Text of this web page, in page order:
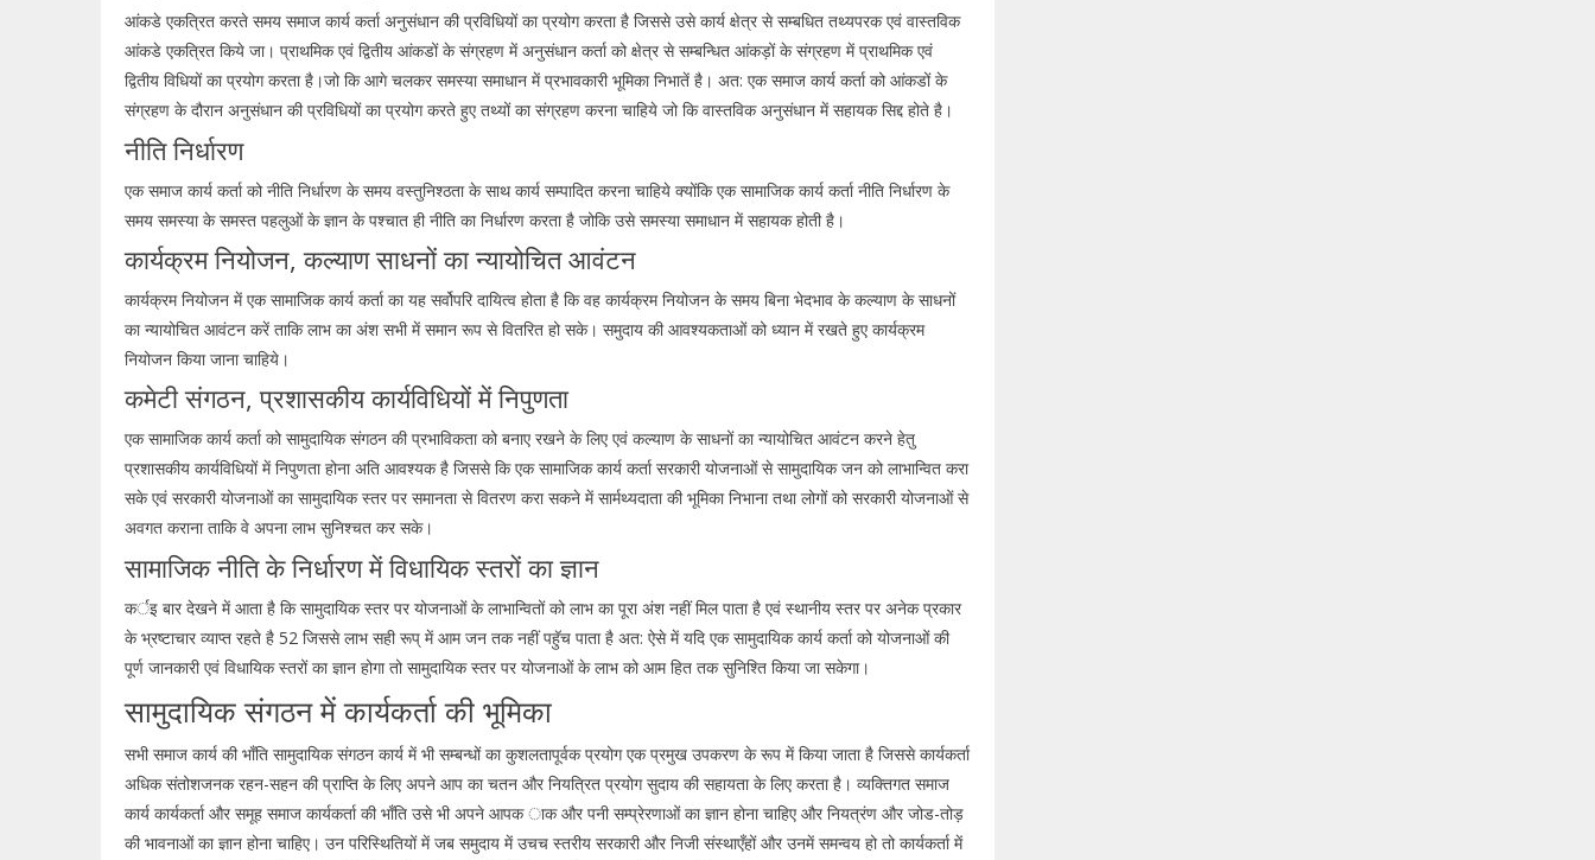
आंकडे एकत्रित करते समय समाज कार्य कर्ता अनुसंधान की प्रविधियों का प्रयोग करता है जिससे उसे कार्य क्षेत्र से सम्बधित तथ्यपरक एवं वास्तविक
आंकडे एकत्रित किये जा। प्राथमिक एवं द्वितीय आंकडों के संग्रहण में अनुसंधान कर्ता को क्षेत्र से सम्बन्धित आंकड़ों के संग्रहण में प्राथमिक एवं
द्वितीय विधियों का प्रयोग करता है।जो कि आगे चलकर समस्या समाधान में प्रभावकारी भूमिका निभातें है। अत: एक समाज कार्य कर्ता को आंकडों के
संग्रहण के दौरान अनुसंधान की प्रविधियों का प्रयोग करते हुए तथ्यों का संग्रहण करना चाहिये जो कि वास्तविक अनुसंधान में सहायक सिद्द होते है।
नीति निर्धारण
एक समाज कार्य कर्ता को नीति निर्धारण के समय वस्तुनिश्ठता के साथ कार्य सम्पादित करना चाहिये क्योंकि एक सामाजिक कार्य कर्ता नीति निर्धारण के
समय समस्या के समस्त पहलुओं के ज्ञान के पश्चात ही नीति का निर्धारण करता है जोकि उसे समस्या समाधान में सहायक होती है।
कार्यक्रम नियोजन, कल्याण साधनों का न्यायोचित आवंटन
कार्यक्रम नियोजन में एक सामाजिक कार्य कर्ता का यह सर्वोपरि दायित्व होता है कि वह कार्यक्रम नियोजन के समय बिना भेदभाव के कल्याण के साधनों
का न्यायोचित आवंटन करें ताकि लाभ का अंश सभी में समान रूप से वितरित हो सके। समुदाय की आवश्यकताओं को ध्यान में रखते हुए कार्यक्रम
नियोजन किया जाना चाहिये।
कमेटी संगठन, प्रशासकीय कार्यविधियों में निपुणता
एक सामाजिक कार्य कर्ता को सामुदायिक संगठन की प्रभाविकता को बनाए रखने के लिए एवं कल्याण के साधनों का न्यायोचित आवंटन करने हेतु
प्रशासकीय कार्यविधियों में निपुणता होना अति आवश्यक है जिससे कि एक सामाजिक कार्य कर्ता सरकारी योजनाओं से सामुदायिक जन को लाभान्वित करा
सके एवं सरकारी योजनाओं का सामुदायिक स्तर पर समानता से वितरण करा सकने में सार्मथ्यदाता की भूमिका निभाना तथा लोगों को सरकारी योजनाओं से
अवगत कराना ताकि वे अपना लाभ सुनिश्चत कर सके।
सामाजिक नीति के निर्धारण में विधायिक स्तरों का ज्ञान
कर्इ बार देखने में आता है कि सामुदायिक स्तर पर योजनाओं के लाभान्वितों को लाभ का पूरा अंश नहीं मिल पाता है एवं स्थानीय स्तर पर अनेक प्रकार
के भ्रष्टाचार व्याप्त रहते है 52 जिससे लाभ सही रूप् में आम जन तक नहीं पहुॅच पाता है अत: ऐसे में यदि एक सामुदायिक कार्य कर्ता को योजनाओं की
पूर्ण जानकारी एवं विधायिक स्तरों का ज्ञान होगा तो सामुदायिक स्तर पर योजनाओं के लाभ को आम हित तक सुनिश्ति किया जा सकेगा।
सामुदायिक संगठन में कार्यकर्ता की भूमिका
सभी समाज कार्य की भाँति सामुदायिक संगठन कार्य में भी सम्बन्धों का कुशलतापूर्वक प्रयोग एक प्रमुख उपकरण के रूप में किया जाता है जिससे कार्यकर्ता
अधिक संतोशजनक रहन-सहन की प्राप्ति के लिए अपने आप का चतन और नियत्रित प्रयोग सुदाय की सहायता के लिए करता है। व्यक्तिगत समाज
कार्य कार्यकर्ता और समूह समाज कार्यकर्ता की भाँति उसे भी अपने आपक ाक और पनी सम्प्रेरणाओं का ज्ञान होना चाहिए और नियत्रंण और जोड-तोड़
की भावनाओं का ज्ञान होना चाहिए। उन परिस्थितियों में जब समुदाय में उचच स्तरीय सरकारी और निजी संस्थाएँहों और उनमें समन्वय हो तो कार्यकर्ता में